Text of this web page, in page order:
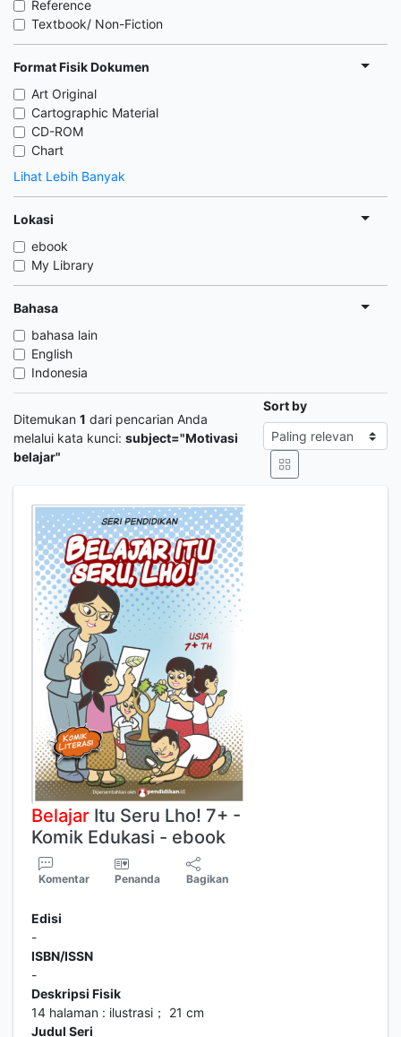
Reference
Textbook/ Non-Fiction
Format Fisik Dokumen
Art Original
Cartographic Material
CD-ROM
Chart
Lihat Lebih Banyak
Lokasi
ebook
My Library
Bahasa
bahasa lain
English
Indonesia
Ditemukan 1 dari pencarian Anda
melalui kata kunci: subject="Motivasi
belajar"
Sort by
Belajar Itu Seru Lho! 7+ -
Komik Edukasi - ebook
Komentar Penanda Bagikan
Edisi
-
ISBN/ISSN
-
Deskripsi Fisik
14 halaman : ilustrasi； 21 cm
Judul Seri